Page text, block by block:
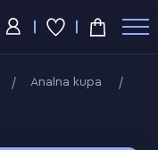
Analna kupa